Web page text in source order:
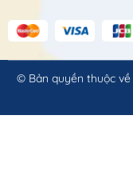
© Bản quyền thuộc về